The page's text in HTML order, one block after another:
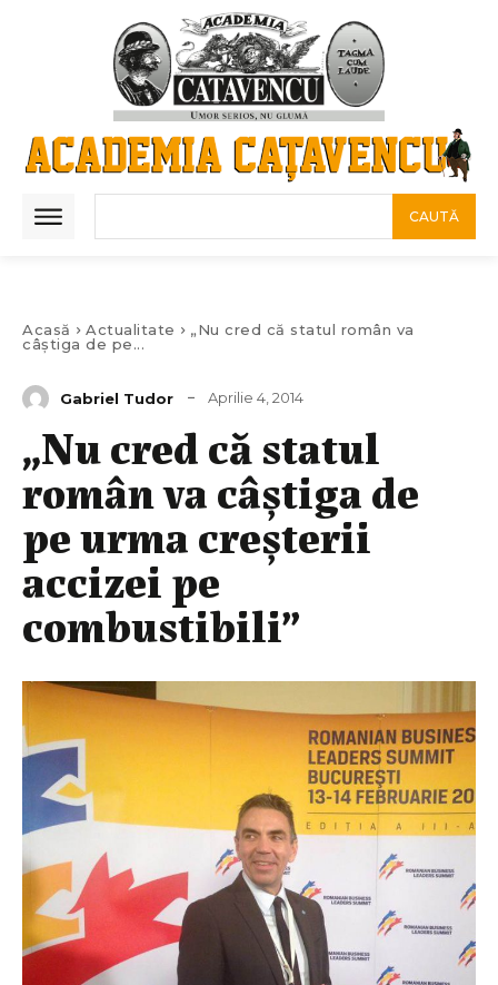
CAUTĂ
Acasă Actualitate
„Nu cred că statul român va
câştiga de pe...
Gabriel Tudor Aprilie 4, 2014
„Nu cred că statul
român va câştiga de
pe urma creşterii
accizei pe
combustibili”